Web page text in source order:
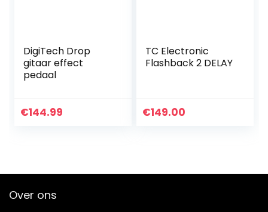
DigiTech Drop
gitaar effect
pedaal
€144.99
TC Electronic
Flashback 2 DELAY
€149.00
Over ons